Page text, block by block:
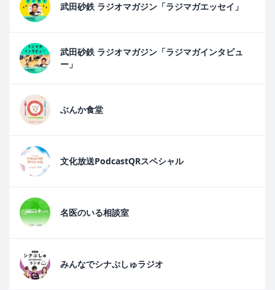
武田砂鉄 ラジオマガジン「ラジマガエッセイ」
武田砂鉄 ラジオマガジン「ラジマガインタビュ
ー」
ぶんか食堂
文化放送PodcastQRスペシャル
名医のいる相談室
みんなでシナぷしゅラジオ